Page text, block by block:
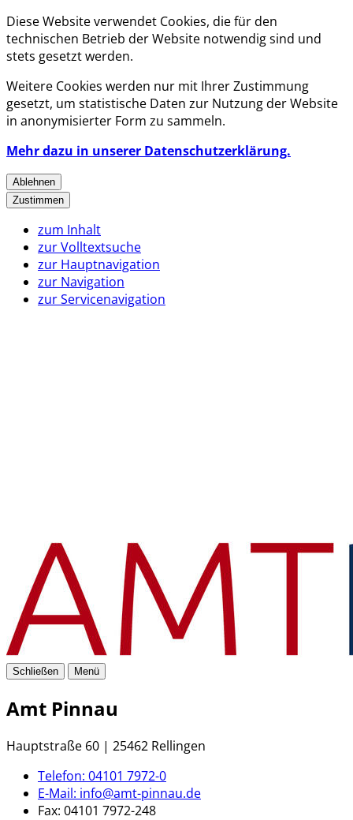
Diese Website verwendet Cookies, die für den
technischen Betrieb der Website notwendig sind und
stets gesetzt werden.
Weitere Cookies werden nur mit Ihrer Zustimmung
gesetzt, um statistische Daten zur Nutzung der Website
in anonymisierter Form zu sammeln.
Mehr dazu in unserer Datenschutzerklärung.
Ablehnen
Zustimmen
zum Inhalt
zur Volltextsuche
zur Hauptnavigation
zur Navigation
zur Servicenavigation
Schließen Menü
Amt Pinnau
Hauptstraße 60 | 25462 Rellingen
Telefon: 04101 7972-0
E-Mail: info@amt-pinnau.de
Fax: 04101 7972-248